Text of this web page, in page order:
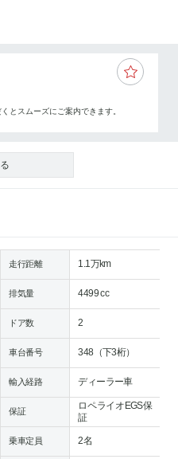
とスムーズにご案内できます。
走行距離 1.1万km
排気量 4499 cc
ドア数 2
車台番号 348（下3桁）
輸入経路 ディーラー車
保証
ロペライオEGS保
証
乗車定員 2名